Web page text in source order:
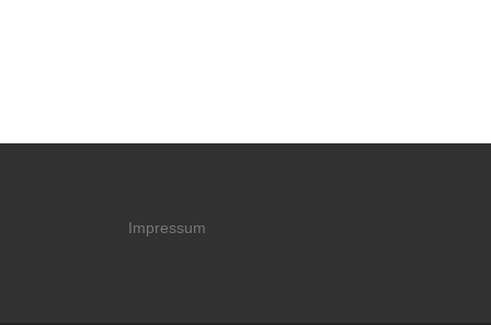
Impressum